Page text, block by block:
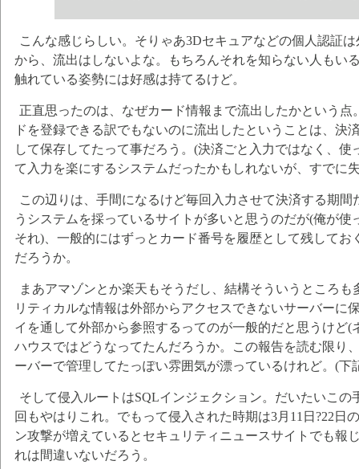
こんな感じらしい。そりゃあ3Dセキュアなどの個人認証
から、流出はしないよな。もちろんそれを知らない人もい
触れている姿勢には好感は持てるけど。
正直思ったのは、なぜカード情報まで流出したかという
ドを登録できる訳でもないのに流出したということは、決
して保存してたって事だろう。(決済ごと入力ではなく、
て入力を楽にするシステムだったかもしれないが、すでに
この辺りは、手間になるけど毎回入力させて決済する期
うシステムを採っているサイトが多いと思うのだが(俺が
それ)、一般的にはずっとカード番号を履歴として残してお
だろうか。
まあアマゾンとか楽天もそうだし、結構そういうところ
リティカルな情報は外部からアクセスできないサーバーに
イを通して外部から参照するってのが一般的だと思うけど(
ハウスではどうなってたんだろうか。この報告を読む限り
ーバーで管理してたっぽい雰囲気が漂っているけれど。(下
そして侵入ルートはSQLインジェクション。だいたいこの
回もやはりこれ。でもって侵入された時期は3月11日?22日
ン攻撃が増えているとセキュリティニュースサイトでも報
れは間違いないだろう。